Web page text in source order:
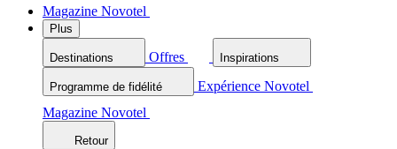
Magazine Novotel
Plus
Destinations Offres Inspirations
Programme de fidélité
Expérience Novotel
Magazine Novotel
Retour